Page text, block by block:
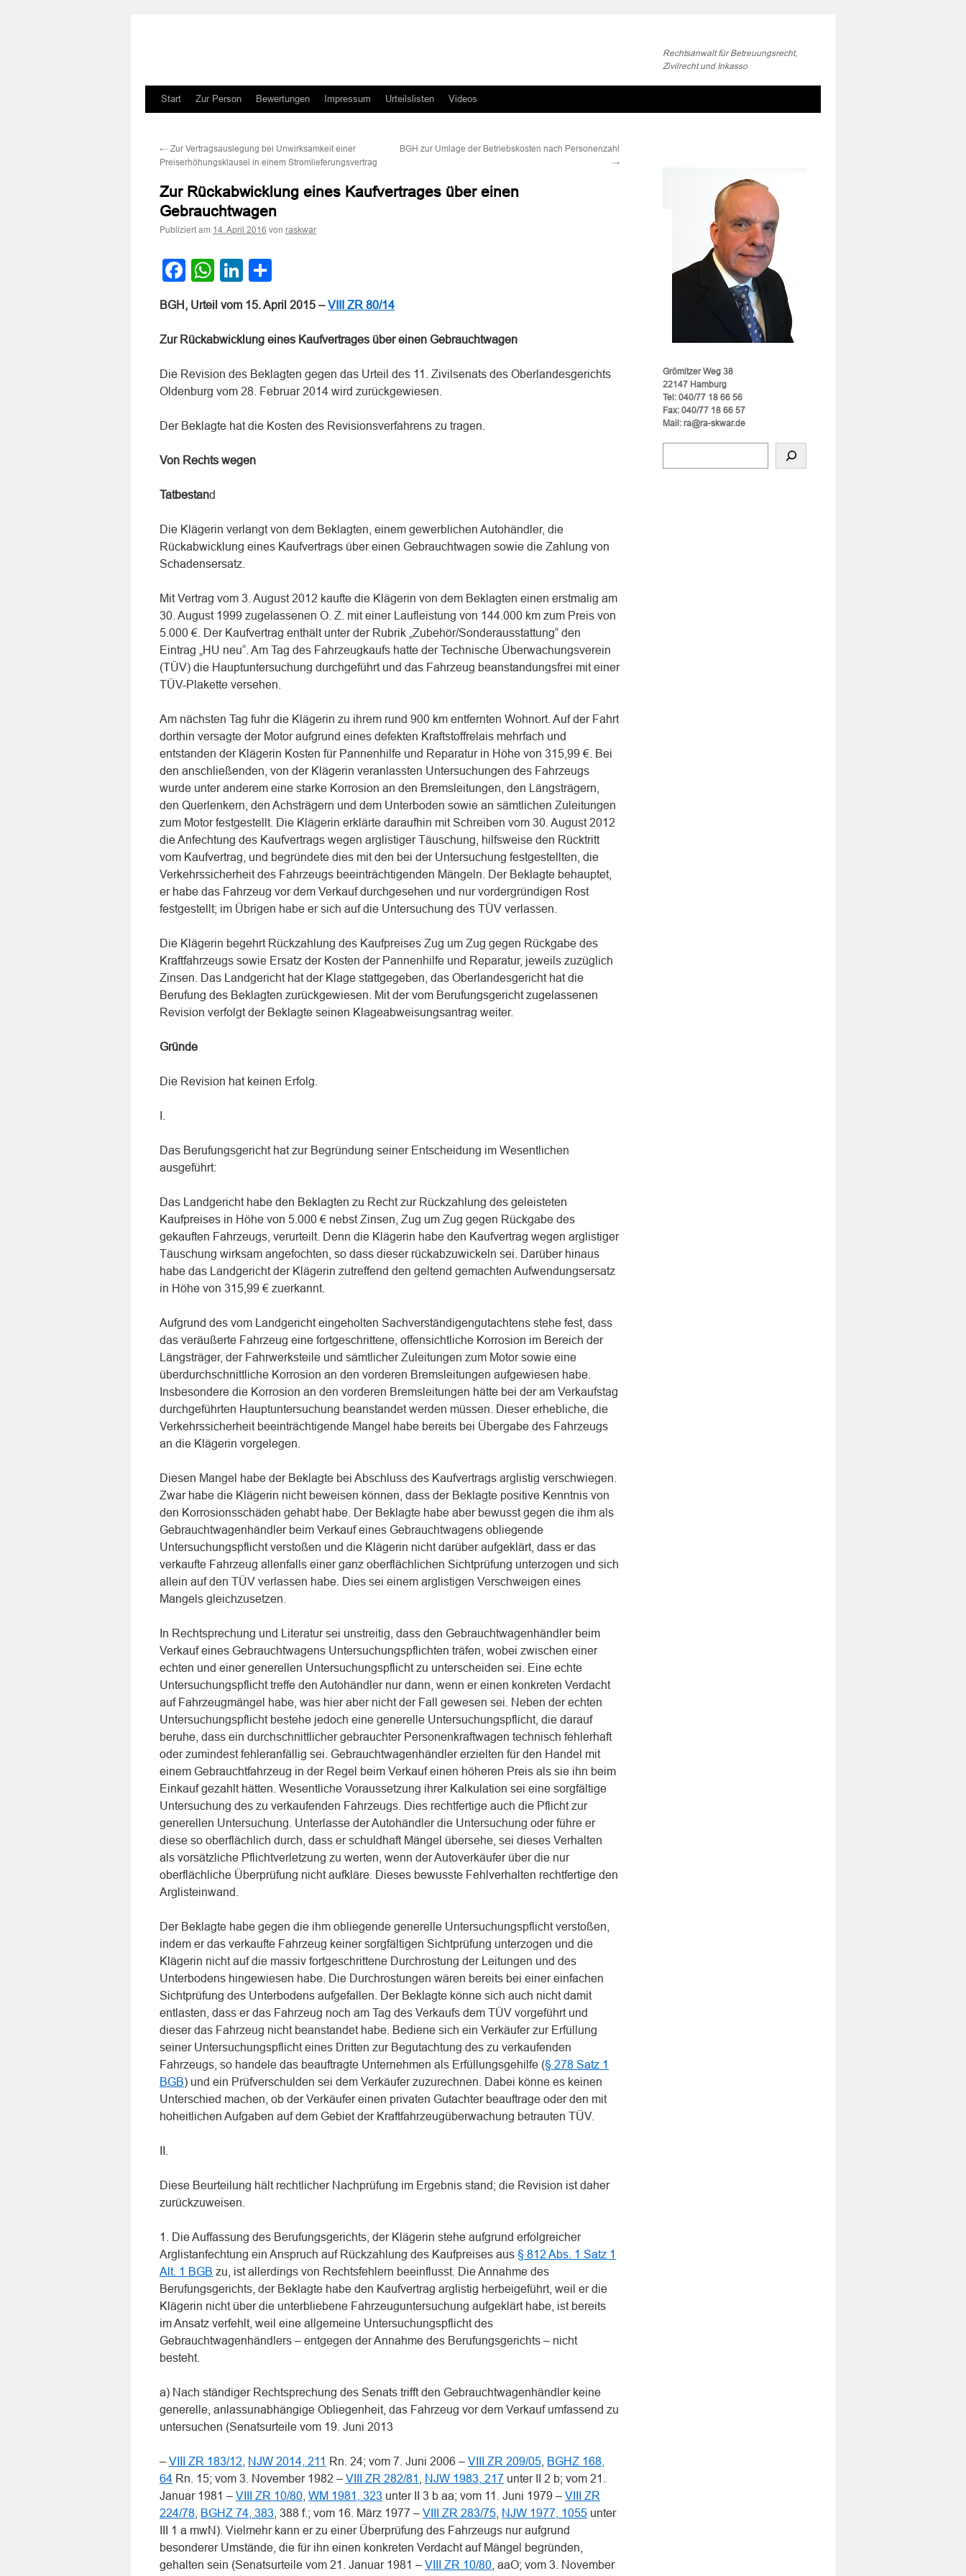
Rechtsanwalt für Betreuungsrecht,
Zivilrecht und Inkasso
Zum
springen
Start Zur Person Bewertungen Impressum Urteilslisten Videos
← Zur Vertragsauslegung bei Unwirksamkeit einer
Preiserhöhungsklausel in einem Stromlieferungsvertrag
BGH zur Umlage der Betriebskosten nach Personenzahl
→
Zur Rückabwicklung eines Kaufvertrages über einen
Gebrauchtwagen
Publiziert am 14. April 2016 von raskwar
Facebook
WhatsApp
LinkedIn
BGH, Urteil vom 15. April 2015 –VIII ZR 80/14
Zur Rückabwicklung eines Kaufvertrages über einen Gebrauchtwagen
Die Revision des Beklagten gegen das Urteil des 11. Zivilsenats des Oberlandesgerichts
Oldenburg vom 28. Februar 2014 wird zurückgewiesen.
Der Beklagte hat die Kosten des Revisionsverfahrens zu tragen.
Von Rechts wegen
Tatbestand
Die Klägerin verlangt von dem Beklagten, einem gewerblichen Autohändler, die
Rückabwicklung eines Kaufvertrags über einen Gebrauchtwagen sowie die Zahlung von
Schadensersatz.
Mit Vertrag vom 3. August 2012 kaufte die Klägerin von dem Beklagten einen erstmalig am
30. August 1999 zugelassenen O. Z. mit einer Laufleistung von 144.000 km zum Preis von
5.000 €. Der Kaufvertrag enthält unter der Rubrik „Zubehör/Sonderausstattung“ den
Eintrag „HU neu“. Am Tag des Fahrzeugkaufs hatte der Technische Überwachungsverein
(TÜV) die Hauptuntersuchung durchgeführt und das Fahrzeug beanstandungsfrei mit einer
TÜV-Plakette versehen.
Am nächsten Tag fuhr die Klägerin zu ihrem rund 900 km entfernten Wohnort. Auf der Fahrt
dorthin versagte der Motor aufgrund eines defekten Kraftstoffrelais mehrfach und
entstanden der Klägerin Kosten für Pannenhilfe und Reparatur in Höhe von 315,99 €. Bei
den anschließenden, von der Klägerin veranlassten Untersuchungen des Fahrzeugs
wurde unter anderem eine starke Korrosion an den Bremsleitungen, den Längsträgern,
den Querlenkern, den Achsträgern und dem Unterboden sowie an sämtlichen Zuleitungen
zum Motor festgestellt. Die Klägerin erklärte daraufhin mit Schreiben vom 30. August 2012
die Anfechtung des Kaufvertrags wegen arglistiger Täuschung, hilfsweise den Rücktritt
vom Kaufvertrag, und begründete dies mit den bei der Untersuchung festgestellten, die
Verkehrssicherheit des Fahrzeugs beeinträchtigenden Mängeln. Der Beklagte behauptet,
er habe das Fahrzeug vor dem Verkauf durchgesehen und nur vordergründigen Rost
festgestellt; im Übrigen habe er sich auf die Untersuchung des TÜV verlassen.
Die Klägerin begehrt Rückzahlung des Kaufpreises Zug um Zug gegen Rückgabe des
Kraftfahrzeugs sowie Ersatz der Kosten der Pannenhilfe und Reparatur, jeweils zuzüglich
Zinsen. Das Landgericht hat der Klage stattgegeben, das Oberlandesgericht hat die
Berufung des Beklagten zurückgewiesen. Mit der vom Berufungsgericht zugelassenen
Revision verfolgt der Beklagte seinen Klageabweisungsantrag weiter.
Gründe
Die Revision hat keinen Erfolg.
Das Berufungsgericht hat zur Begründung seiner Entscheidung im Wesentlichen
ausgeführt:
Das Landgericht habe den Beklagten zu Recht zur Rückzahlung des geleisteten
Kaufpreises in Höhe von 5.000 € nebst Zinsen, Zug um Zug gegen Rückgabe des
gekauften Fahrzeugs, verurteilt. Denn die Klägerin habe den Kaufvertrag wegen arglistiger
Täuschung wirksam angefochten, so dass dieser rückabzuwickeln sei. Darüber hinaus
habe das Landgericht der Klägerin zutreffend den geltend gemachten Aufwendungsersatz
in Höhe von 315,99 € zuerkannt.
Aufgrund des vom Landgericht eingeholten Sachverständigengutachtens stehe fest, dass
das veräußerte Fahrzeug eine fortgeschrittene, offensichtliche Korrosion im Bereich der
Längsträger, der Fahrwerksteile und sämtlicher Zuleitungen zum Motor sowie eine
überdurchschnittliche Korrosion an den vorderen Bremsleitungen aufgewiesen habe.
Insbesondere die Korrosion an den vorderen Bremsleitungen hätte bei der am Verkaufstag
durchgeführten Hauptuntersuchung beanstandet werden müssen. Dieser erhebliche, die
Verkehrssicherheit beeinträchtigende Mangel habe bereits bei Übergabe des Fahrzeugs
an die Klägerin vorgelegen.
Diesen Mangel habe der Beklagte bei Abschluss des Kaufvertrags arglistig verschwiegen.
Zwar habe die Klägerin nicht beweisen können, dass der Beklagte positive Kenntnis von
den Korrosionsschäden gehabt habe. Der Beklagte habe aber bewusst gegen die ihm als
Gebrauchtwagenhändler beim Verkauf eines Gebrauchtwagens obliegende
Untersuchungspflicht verstoßen und die Klägerin nicht darüber aufgeklärt, dass er das
verkaufte Fahrzeug allenfalls einer ganz oberflächlichen Sichtprüfung unterzogen und sich
allein auf den TÜV verlassen habe. Dies sei einem arglistigen Verschweigen eines
Mangels gleichzusetzen.
In Rechtsprechung und Literatur sei unstreitig, dass den Gebrauchtwagenhändler beim
Verkauf eines Gebrauchtwagens Untersuchungspflichten träfen, wobei zwischen einer
echten und einer generellen Untersuchungspflicht zu unterscheiden sei. Eine echte
Untersuchungspflicht treffe den Autohändler nur dann, wenn er einen konkreten Verdacht
auf Fahrzeugmängel habe, was hier aber nicht der Fall gewesen sei. Neben der echten
Untersuchungspflicht bestehe jedoch eine generelle Untersuchungspflicht, die darauf
beruhe, dass ein durchschnittlicher gebrauchter Personenkraftwagen technisch fehlerhaft
oder zumindest fehleranfällig sei. Gebrauchtwagenhändler erzielten für den Handel mit
einem Gebrauchtfahrzeug in der Regel beim Verkauf einen höheren Preis als sie ihn beim
Einkauf gezahlt hätten. Wesentliche Voraussetzung ihrer Kalkulation sei eine sorgfältige
Untersuchung des zu verkaufenden Fahrzeugs. Dies rechtfertige auch die Pflicht zur
generellen Untersuchung. Unterlasse der Autohändler die Untersuchung oder führe er
diese so oberflächlich durch, dass er schuldhaft Mängel übersehe, sei dieses Verhalten
als vorsätzliche Pflichtverletzung zu werten, wenn der Autoverkäufer über die nur
oberflächliche Überprüfung nicht aufkläre. Dieses bewusste Fehlverhalten rechtfertige den
Arglisteinwand.
Der Beklagte habe gegen die ihm obliegende generelle Untersuchungspflicht verstoßen,
indem er das verkaufte Fahrzeug keiner sorgfältigen Sichtprüfung unterzogen und die
Klägerin nicht auf die massiv fortgeschrittene Durchrostung der Leitungen und des
Unterbodens hingewiesen habe. Die Durchrostungen wären bereits bei einer einfachen
Sichtprüfung des Unterbodens aufgefallen. Der Beklagte könne sich auch nicht damit
entlasten, dass er das Fahrzeug noch am Tag des Verkaufs dem TÜV vorgeführt und
dieser das Fahrzeug nicht beanstandet habe. Bediene sich ein Verkäufer zur Erfüllung
seiner Untersuchungspflicht eines Dritten zur Begutachtung des zu verkaufenden
Fahrzeugs, so handele das beauftragte Unternehmen als Erfüllungsgehilfe (§ 278 Satz 1
BGB) und ein Prüfverschulden sei dem Verkäufer zuzurechnen. Dabei könne es keinen
Unterschied machen, ob der Verkäufer einen privaten Gutachter beauftrage oder den mit
hoheitlichen Aufgaben auf dem Gebiet der Kraftfahrzeugüberwachung betrauten TÜV.
Diese Beurteilung hält rechtlicher Nachprüfung im Ergebnis stand; die Revision ist daher
zurückzuweisen.
1. Die Auffassung des Berufungsgerichts, der Klägerin stehe aufgrund erfolgreicher
Arglistanfechtung ein Anspruch auf Rückzahlung des Kaufpreises aus § 812 Abs. 1 Satz 1
Alt. 1 BGB zu, ist allerdings von Rechtsfehlern beeinflusst. Die Annahme des
Berufungsgerichts, der Beklagte habe den Kaufvertrag arglistig herbeigeführt, weil er die
Klägerin nicht über die unterbliebene Fahrzeuguntersuchung aufgeklärt habe, ist bereits
im Ansatz verfehlt, weil eine allgemeine Untersuchungspflicht des
Gebrauchtwagenhändlers – entgegen der Annahme des Berufungsgerichts – nicht
besteht.
a) Nach ständiger Rechtsprechung des Senats trifft den Gebrauchtwagenhändler keine
generelle, anlassunabhängige Obliegenheit, das Fahrzeug vor dem Verkauf umfassend zu
untersuchen (Senatsurteile vom 19. Juni 2013
– VIII ZR 183/12 NJW 2014, 211 Rn. 24; vom 7. Juni 2006 – VIII ZR 209/05 BGHZ 168,
64 Rn. 15; vom 3. November 1982 – VIII ZR 282/81 NJW 1983, 217 unter II 2 b; vom 21.
Januar 1981 – VIII ZR 10/80 WM 1981, 323 unter II 3 b aa; vom 11. Juni 1979 – VIII ZR
224/78 BGHZ 74, 383 , 388 f.; vom 16. März 1977 – VIII ZR 283/75 NJW 1977, 1055 unter
III 1 a mwN). Vielmehr kann er zu einer Überprüfung des Fahrzeugs nur aufgrund
besonderer Umstände, die für ihn einen konkreten Verdacht auf Mängel begründen,
gehalten sein (Senatsurteile vom 21. Januar 1981 – VIII ZR 10/80 , aaO; vom 3. November
Grömitzer Weg 38
22147 Hamburg
Tel: 040/77 18 66 56
Fax: 040/77 18 66 57
Mail: ra@ra-skwar.de